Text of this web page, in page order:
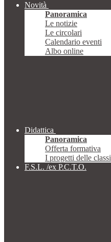
Novità
Panoramica
Le notizie
Le circolari
Calendario eventi
Albo online
Didattica
Panoramica
Offerta formativa
I progetti delle classi
F.S.L. /ex P.C.T.O.